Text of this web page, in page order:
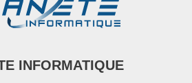
INFORMATIQUE